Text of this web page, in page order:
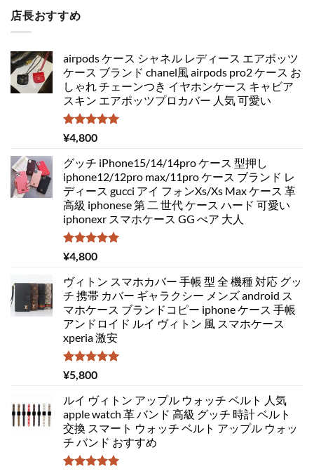
店長おすすめ
airpods ケース シャネル レディース エアポッツ
ケース ブランド chanel風 airpods pro2 ケース お
しゃれ チェーンつき イヤホンケース キャビア
スキン エアポッツプロカバー 人気 可愛い
5段階中
5.00
¥4,800
グッチ iPhone15/14/14pro ケース 型押し
iphone12/12pro max/11pro ケース ブランド レ
ディース gucci アイ フォンXs/Xs Max ケース 革
高級 iphonese 第 二 世代 ケース ハード 可愛い
iphonexr スマホケース GG ぺア 大人
5段階中
5.00
¥4,800
ヴィトン スマホカバー 手帳 型 全 機種 対応 グッ
チ 携帯 カバー ギャラクシー メンズ android ス
マホケース ブランドコピー iphone ケース 手帳
アンドロイド ルイ ヴィトン 風 スマホケース
xperia 激安
5段階中
5.00
¥5,800
ルイ ヴィトン アップル ウォッチ ベルト 人気
apple watch 革 バンド 高級 グッチ 時計 ベルト
交換 スマート ウォッチ ベルト アップル ウォッ
チ バンド おすすめ